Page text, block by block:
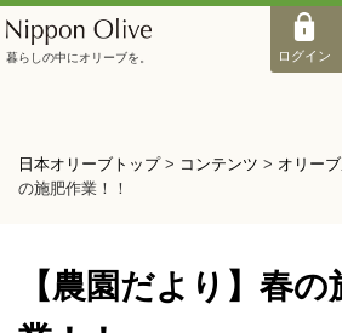
ログイン
暮らしの中にオリーブを。
日本オリーブトップ> コンテンツ > オリー
の施肥作業！！
【農園だより】春の